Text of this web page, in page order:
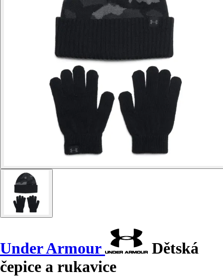
Under Armour
Dětská
čepice a rukavice